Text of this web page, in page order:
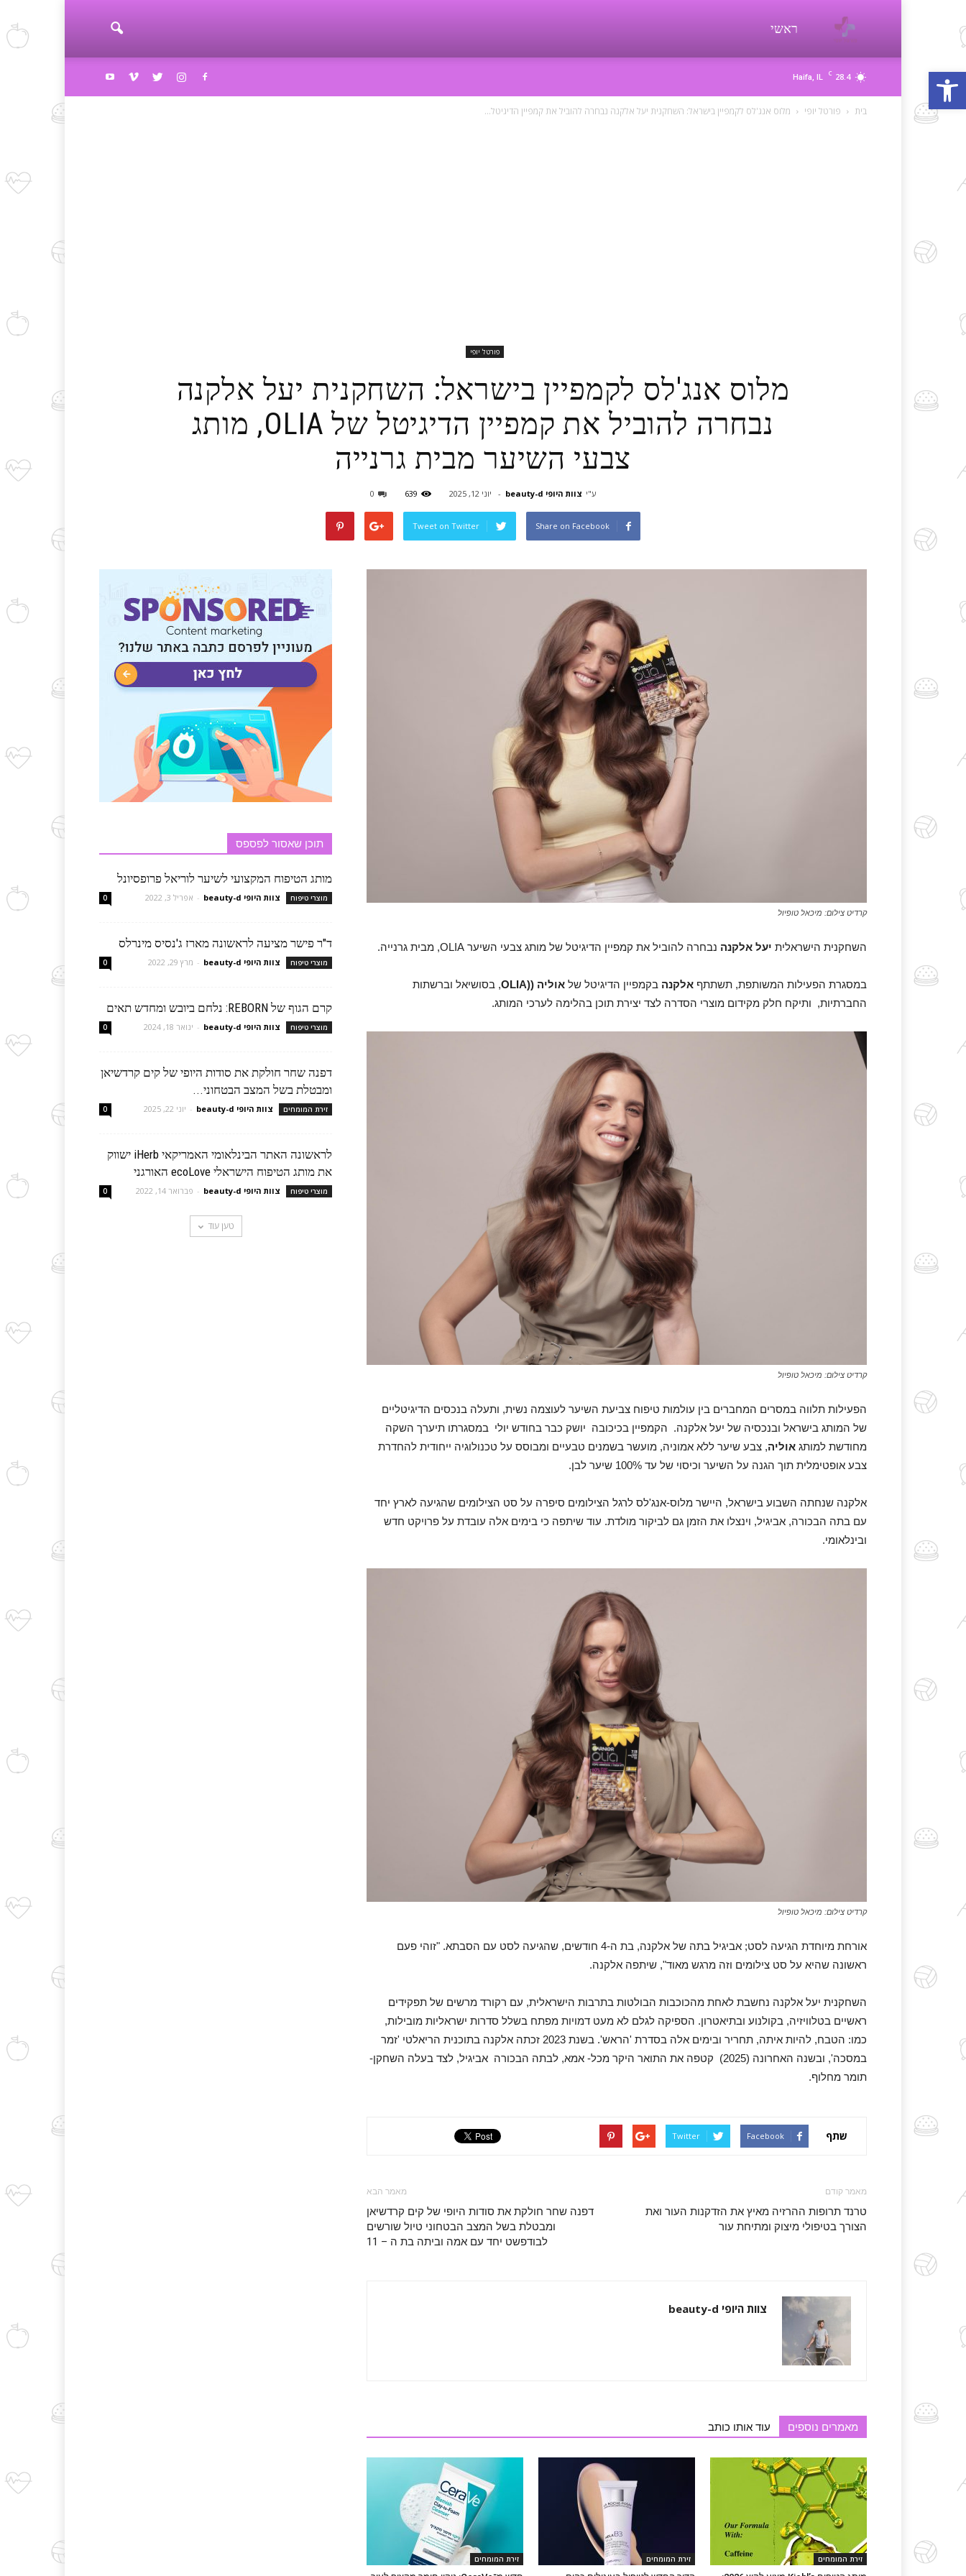
פתח סרגל נגישות
פורטל
ראשי
28.4
C
Haifa, IL
בית פורטל יופי מלוס אנג'לס לקמפיין בישראל: השחקנית יעל אלקנה נבחרה להוביל את קמפיין הדיגיטל...
פורטל יופי
מלוס אנג'לס לקמפיין בישראל: השחקנית יעל אלקנה
נבחרה להוביל את קמפיין הדיגיטל של OLIA, מותג
צבעי השיער מבית גרנייה
ע"י צוות היופי beauty-d - יוני 12, 2025 639
0
Share on Facebook
Tweet on Twitter
קרדיט צילום: מיכאל טופיול
השחקנית הישראלית יעל אלקנה נבחרה להוביל את קמפיין הדיגיטל של מותג צבעי השיער OLIA, מבית גרנייה.
במסגרת הפעילות המשותפת, תשתתף אלקנה בקמפיין הדיגיטל של אוליה ((OLIA
, בסושיאל וברשתות
החברתיות, ותיקח חלק מקידום מוצרי הסדרה לצד יצירת תוכן בהלימה לערכי המותג.
קרדיט צילום: מיכאל טופיול
הפעילות תלווה במסרים המחברים בין עולמות טיפוח צביעת השיער לעוצמה נשית, ותעלה בנכסים הדיגיטליים
של המותג בישראל ובנכסיה של יעל אלקנה. הקמפיין בכיכובה יושק כבר בחודש יולי במסגרתו תיערך השקה
מחודשת למותג אוליה, צבע שיער ללא אמוניה, מועשר בשמנים טבעיים ומבוסס על טכנולוגיה ייחודית להחדרת
צבע אופטימלית תוך הגנה על השיער וכיסוי של עד 100% שיער לבן.
אלקנה שנחתה השבוע בישראל, היישר מלוס-אנג'לס לרגל הצילומים סיפרה על סט הצילומים שהגיעה לארץ יחד
עם בתה הבכורה, אביגיל, וינצלו את הזמן גם לביקור מולדת. עוד שיתפה כי בימים אלה עובדת על פרויקט חדש
ובינלאומי.
קרדיט צילום: מיכאל טופיול
אורחת מיוחדת הגיעה לסט; אביגיל בתה של אלקנה, בת ה-4 חודשים, שהגיעה לסט עם הסבתא. "זוהי פעם
ראשונה שהיא על סט צילומים וזה מרגש מאוד", שיתפה אלקנה.
השחקנית יעל אלקנה נחשבת לאחת מהכוכבות הבולטות בתרבות הישראלית, עם רקורד מרשים של תפקידים
ראשיים בטלוויזיה, בקולנוע ובתיאטרון. הספיקה לגלם לא מעט דמויות מפתח בשלל סדרות ישראליות מובילות,
כמו: הטבח, להיות איתה, תחריר ובימים אלה בסדרת 'הראש'. בשנת 2023 זכתה אלקנה בתוכנית הריאלטי 'זמר
במסכה', ובשנה האחרונה (2025) קטפה את התואר היקר מכל- אמא, לבתה הבכורה אביגיל, לצד בעלה השחקן-
תומר מחלוף.
שתף Facebook
Twitter
מאמר קודם
טרנד תרופות ההרזיה מאיץ את הזדקנות העור ואת
הצורך בטיפולי מיצוק ומתיחת עור
מאמר הבא
דפנה שחר חולקת את סודות היופי של קים קרדשיאן
ומבטלת בשל המצב הבטחוני טיול שורשים
לבודפשט יחד עם אמה וביתה בת ה – 11
צוות היופי beauty-d
מאמרים נוספים עוד אותו כותב
זירת המומחים זירת המומחים זירת המומחים
תוכן שאסור לפספס
מותג הטיפוח המקצועי לשיער לוריאל פרופסיונל
מוצרי טיפוח צוות היופי beauty-d - אפריל 3, 2022 0
ד"ר פישר מציעה לראשונה מארז ג'נסיס מינרלס
מוצרי טיפוח צוות היופי beauty-d - מרץ 29, 2022 0
קרם הגוף של REBORN: נלחם ביובש ומחדש תאים
מוצרי טיפוח צוות היופי beauty-d - ינואר 18, 2024 0
דפנה שחר חולקת את סודות היופי של קים קרדשיאן
ומבטלת בשל המצב הבטחוני...
זירת המומחים צוות היופי beauty-d - יוני 22, 2025 0
לראשונה האתר הבינלאומי האמריקאי iHerb ישווק
את מותג הטיפוח הישראלי ecoLove האורגני
מוצרי טיפוח צוות היופי beauty-d - פברואר 14, 2022 0
טען עוד